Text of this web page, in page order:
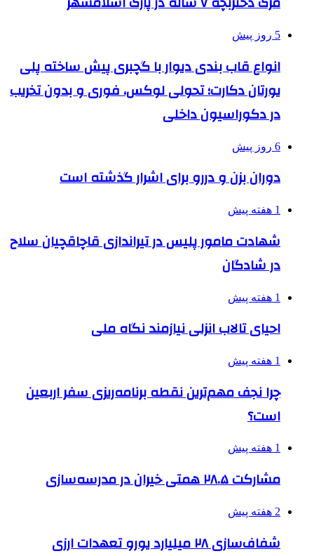
5 روز پیش
انواع قاب بندی دیوار با گچبری پیش ساخته پلی
یورتان دکارت؛ تحولی لوکس، فوری و بدون تخریب
در دکوراسیون داخلی
6 روز پیش
دوران بزن و دررو برای اشرار گذشته است
1 هفته پیش
شهادت مامور پلیس در تیراندازی قاچاقچیان سلاح
در شادگان
1 هفته پیش
احیای تالاب انزلی نیازمند نگاه ملی
1 هفته پیش
چرا نجف مهم‌ترین نقطه برنامه‌ریزی سفر اربعین
است؟
1 هفته پیش
مشارکت ۲۸.۵ همتی خیران در مدرسه‌سازی
2 هفته پیش
شفاف‌سازی ۲۸ میلیارد یورو تعهدات ارزی